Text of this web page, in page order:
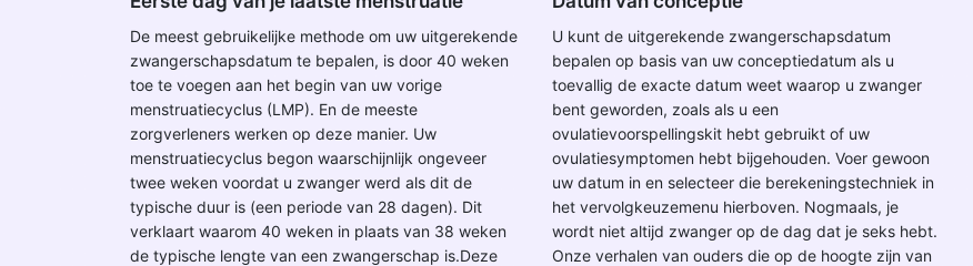
De meest gebruikelijke methode om uw uitgerekende
zwangerschapsdatum te bepalen, is door 40 weken
toe te voegen aan het begin van uw vorige
menstruatiecyclus (LMP). En de meeste
zorgverleners werken op deze manier. Uw
menstruatiecyclus begon waarschijnlijk ongeveer
twee weken voordat u zwanger werd als dit de
typische duur is (een periode van 28 dagen). Dit
verklaart waarom 40 weken in plaats van 38 weken
de typische lengte van een zwangerschap is.Deze
U kunt de uitgerekende zwangerschapsdatum
bepalen op basis van uw conceptiedatum als u
toevallig de exacte datum weet waarop u zwanger
bent geworden, zoals als u een
ovulatievoorspellingskit hebt gebruikt of uw
ovulatiesymptomen hebt bijgehouden. Voer gewoon
uw datum in en selecteer die berekeningstechniek in
het vervolgkeuzemenu hierboven. Nogmaals, je
wordt niet altijd zwanger op de dag dat je seks hebt.
Onze verhalen van ouders die op de hoogte zijn van